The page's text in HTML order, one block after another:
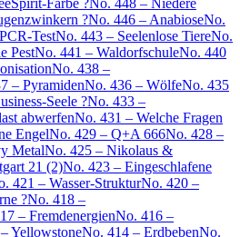
Farbe ?No. 448 – Niedere
?No. 446 – AnabioseNo.
TestNo. 443 – Seelenlose TiereNo.
PestNo. 441 – WaldorfschuleNo. 440
No. 438 –
– PyramidenNo. 436 – WölfeNo. 435
Seele ?No. 433 –
abwerfenNo. 431 – Welche Fragen
EngelNo. 429 – Q+A 666No. 428 –
MetalNo. 425 – Nikolaus &
21 (2)No. 423 – Eingeschlafene
421 – Wasser-StrukturNo. 420 –
?No. 418 –
– FremdenergienNo. 416 –
YellowstoneNo. 414 – ErdbebenNo.